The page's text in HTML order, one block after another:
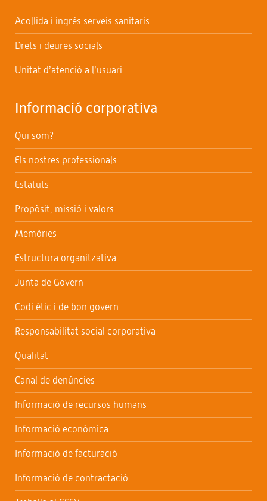
Acollida i ingrés serveis sanitaris
Drets i deures socials
Unitat d’atenció a l’usuari
Informació corporativa
Qui som?
Els nostres professionals
Estatuts
Propòsit, missió i valors
Memòries
Estructura organitzativa
Junta de Govern
Codi ètic i de bon govern
Responsabilitat social corporativa
Qualitat
Canal de denúncies
Informació de recursos humans
Informació econòmica
Informació de facturació
Informació de contractació